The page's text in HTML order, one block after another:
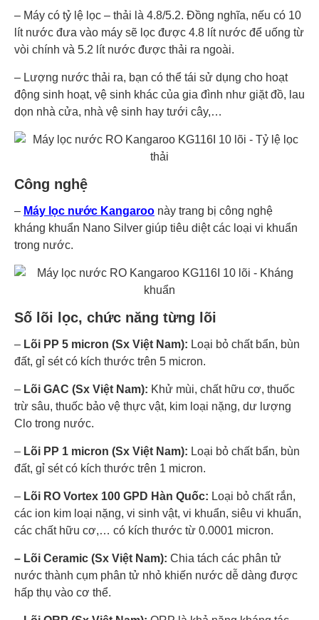
– Máy có tỷ lệ lọc – thải là 4.8/5.2. Đồng nghĩa, nếu có 10
lít nước đưa vào máy sẽ lọc được 4.8 lít nước để uống từ
vòi chính và 5.2 lít nước được thải ra ngoài.
– Lượng nước thải ra, bạn có thể tái sử dụng cho hoạt
động sinh hoạt, vệ sinh khác của gia đình như giặt đồ, lau
dọn nhà cửa, nhà vệ sinh hay tưới cây,…
Công nghệ
– Máy lọc nước Kangaroo này trang bị công nghệ
kháng khuẩn Nano Silver giúp tiêu diệt các loại vi khuẩn
trong nước.
Số lõi lọc, chức năng từng lõi
– Lõi PP 5 micron (Sx Việt Nam): Loại bỏ chất bẩn, bùn
đất, gỉ sét có kích thước trên 5 micron.
– Lõi GAC (Sx Việt Nam): Khử mùi, chất hữu cơ, thuốc
trừ sâu, thuốc bảo vệ thực vật, kim loại nặng, dư lượng
Clo trong nước.
– Lõi PP 1 micron (Sx Việt Nam): Loại bỏ chất bẩn, bùn
đất, gỉ sét có kích thước trên 1 micron.
– Lõi RO Vortex 100 GPD Hàn Quốc: Loại bỏ chất rắn,
các ion kim loại nặng, vi sinh vật, vi khuẩn, siêu vi khuẩn,
các chất hữu cơ,… có kích thước từ 0.0001 micron.
– Lõi Ceramic (Sx Việt Nam): Chia tách các phân tử
nước thành cụm phân tử nhỏ khiến nước dễ dàng được
hấp thụ vào cơ thể.